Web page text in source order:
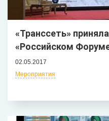
«Транссеть»
«Российском
02.05.2017
Мероприятия